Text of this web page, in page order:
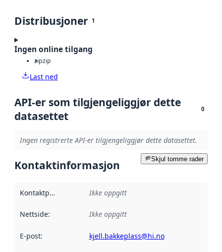
Distribusjoner 1
Ingen online tilgang
zipzip
Last ned
API-er som tilgjengeliggjør dette
datasettet
0
Ingen registrerte API-er tilgjengeliggjør dette datasettet.
Skjul tomme rader
Kontaktinformasjon
Kontaktpunkt Ikke oppgitt
Nettside: Ikke oppgitt
E-post: kjell.bakkeplass@hi.no